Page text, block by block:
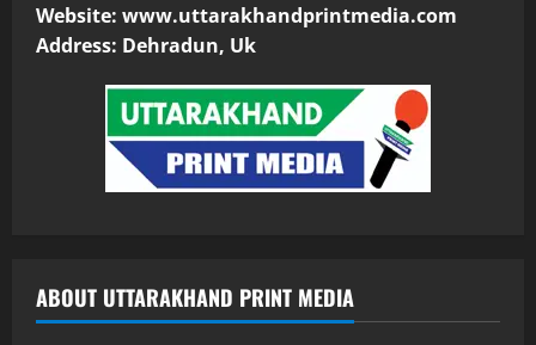
Website: www.uttarakhandprintmedia.com
Address: Dehradun, Uk
ABOUT UTTARAKHAND PRINT MEDIA